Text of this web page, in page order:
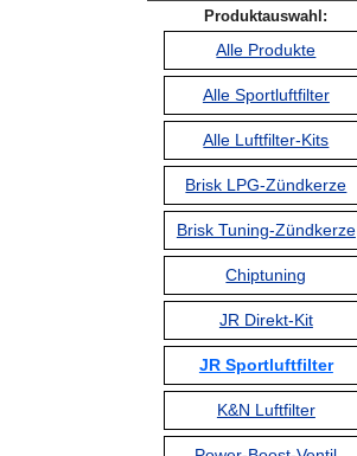
Produktauswahl:
Alle Produkte
Alle Sportluftfilter
Alle Luftfilter-Kits
Brisk LPG-Zündkerze
Brisk Tuning-Zündkerze
Chiptuning
JR Direkt-Kit
JR Sportluftfilter
K&N Luftfilter